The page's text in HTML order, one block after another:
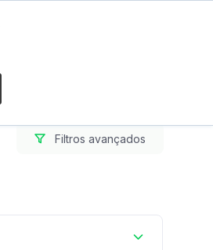
Filtros avançados